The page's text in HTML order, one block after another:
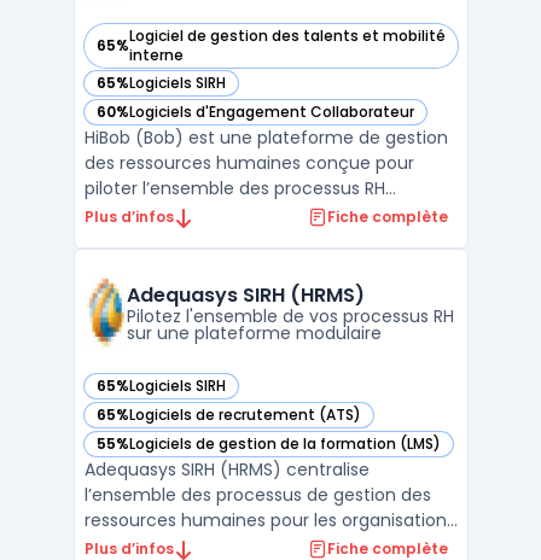
65%Logiciel de gestion des talents et mobilité
interne
— voir HiBob (Bob) dans cette catégorie
65%Logiciels SIRH
— voir HiBob (Bob) dans cette catégorie
60%Logiciels d'Engagement Collaborateur
— voir HiBob (Bob) dans cette catégorie
HiBob (Bob) est une plateforme de gestion
des ressources humaines conçue pour
piloter l’ensemble des processus RH
d’organisations en croissance. Ce logiciel
RH et le suivi des relations de travail, afin de
traiter les spécifi ...
Plus d’infos Fiche complète
Adequasys SIRH (HRMS)
Pilotez l'ensemble de vos processus RH
sur une plateforme modulaire
65%Logiciels SIRH
— voir Adequasys SIRH (HRMS) dans cette catégorie
65%Logiciels de recrutement (ATS)
— voir Adequasys SIRH (HRMS) dans cette catégorie
55%Logiciels de gestion de la formation (LMS)
— voir Adequasys SIRH (HRMS) dans cette catégorie
Adequasys SIRH (HRMS) centralise
l’ensemble des processus de gestion des
ressources humaines pour les organisations
de 100 à 10 000 employés, intégrant
Plus d’infos Fiche complète